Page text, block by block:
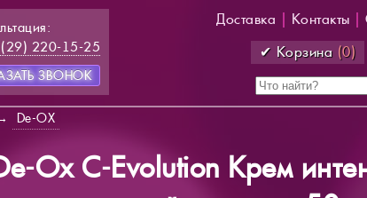
220-15-25
ЗВОНОК
Доставка Контакты
✔ Корзина (0)
De-OX
Ox C-Evolution Крем